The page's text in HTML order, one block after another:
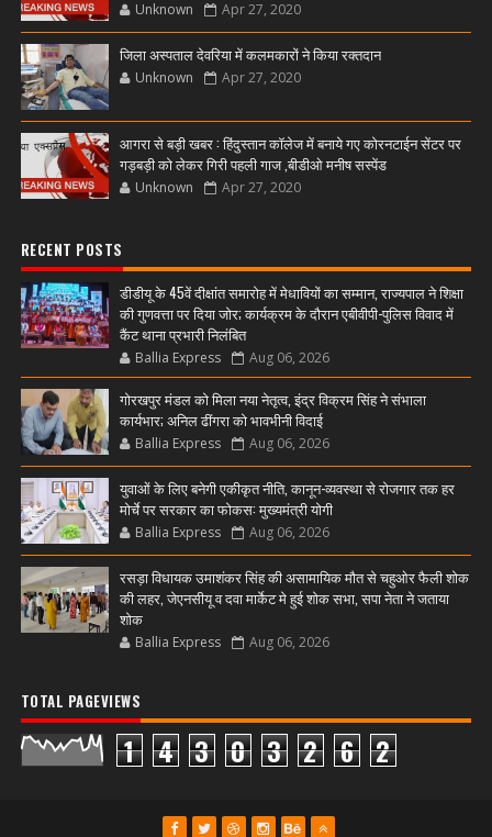
Unknown Apr 27, 2020
जिला अस्पताल देवरिया में कलमकारों ने किया रक्तदान
Unknown Apr 27, 2020
आगरा से बड़ी खबर : हिंदुस्तान कॉलेज में बनाये गए कोरनटाईन सेंटर पर
गड़बड़ी को लेकर गिरी पहली गाज ,बीडीओ मनीष सस्पेंड
Unknown Apr 27, 2020
RECENT POSTS
डीडीयू के 45वें दीक्षांत समारोह में मेधावियों का सम्मान, राज्यपाल ने शिक्षा
की गुणवत्ता पर दिया जोर; कार्यक्रम के दौरान एबीवीपी-पुलिस विवाद में
कैंट थाना प्रभारी निलंबित
Ballia Express Aug 06, 2026
गोरखपुर मंडल को मिला नया नेतृत्व, इंद्र विक्रम सिंह ने संभाला
कार्यभार; अनिल ढींगरा को भावभीनी विदाई
Ballia Express Aug 06, 2026
युवाओं के लिए बनेगी एकीकृत नीति, कानून-व्यवस्था से रोजगार तक हर
मोर्चे पर सरकार का फोकस: मुख्यमंत्री योगी
Ballia Express Aug 06, 2026
रसड़ा विधायक उमाशंकर सिंह की असामायिक मौत से चहुओर फैली शोक
की लहर, जेएनसीयू व दवा मार्केट मे हुई शोक सभा, सपा नेता ने जताया
शोक
Ballia Express Aug 06, 2026
TOTAL PAGEVIEWS
1 4 3 0 3 2 6 2